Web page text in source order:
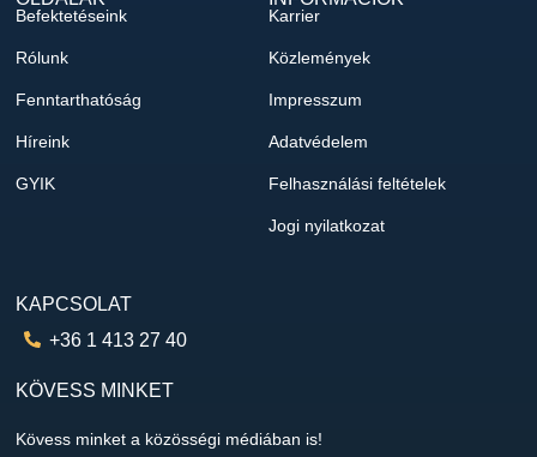
Befektetéseink
Rólunk
Fenntarthatóság
Híreink
GYIK
Karrier
Közlemények
Impresszum
Adatvédelem
Felhasználási feltételek
Jogi nyilatkozat
KAPCSOLAT
+36 1 413 27 40
KÖVESS MINKET
Kövess minket a közösségi médiában is!